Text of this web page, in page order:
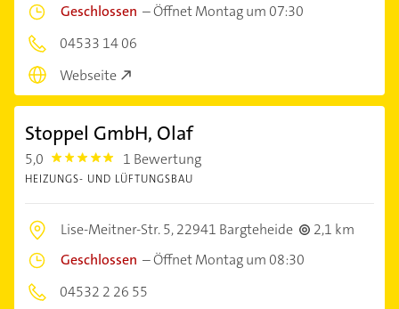
Geschlossen –Öffnet Montag um 07:30
04533 14 06
Webseite
Stoppel GmbH, Olaf
5,0 5.0 1 Bewertung
HEIZUNGS- UND LÜFTUNGSBAU
Lise-Meitner-Str. 5,22941 Bargteheide
2,1 km
Geschlossen –Öffnet Montag um 08:30
04532 2 26 55